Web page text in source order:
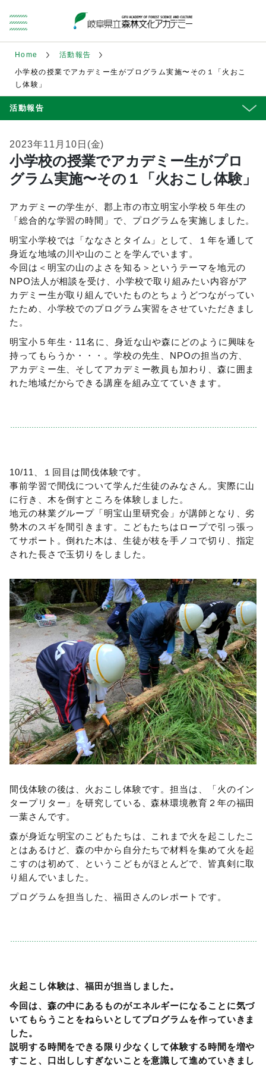
Home 活動報告
小学校の授業でアカデミー生がプログラム実施〜その１「火おこ
し体験」
活動報告
2023年11月10日(金)
小学校の授業でアカデミー生がプロ
グラム実施〜その１「火おこし体験」
アカデミーの学生が、郡上市の市立明宝小学校５年生の
「総合的な学習の時間」で、プログラムを実施しました。
明宝小学校では「ななさとタイム」として、１年を通して
身近な地域の川や山のことを学んでいます。
今回は＜明宝の山のよさを知る＞というテーマを地元の
NPO法人が相談を受け、小学校で取り組みたい内容がア
カデミー生が取り組んでいたものとちょうどつながってい
たため、小学校でのプログラム実習をさせていただきまし
た。
明宝小５年生・11名に、身近な山や森にどのように興味を
持ってもらうか・・・。学校の先生、NPOの担当の方、
アカデミー生、そしてアカデミー教員も加わり、森に囲ま
れた地域だからできる講座を組み立てていきます。
10/11、１回目は間伐体験です。
事前学習で間伐について学んだ生徒のみなさん。実際に山
に行き、木を倒すところを体験しました。
地元の林業グループ「明宝山里研究会」が講師となり、劣
勢木のスギを間引きます。こどもたちはロープで引っ張っ
てサポート。倒れた木は、生徒が枝を手ノコで切り、指定
された長さで玉切りをしました。
間伐体験の後は、火おこし体験です。担当は、「火のイン
タープリター」を研究している、森林環境教育２年の福田
一葉さんです。
森が身近な明宝のこどもたちは、これまで火を起こしたこ
とはあるけど、森の中から自分たちで材料を集めて火を起
こすのは初めて、というこどもがほとんどで、皆真剣に取
り組んでいました。
プログラムを担当した、福田さんのレポートです。
火起こし体験は、福田が担当しました。
今回は、森の中にあるものがエネルギーになることに気づ
いてもらうことをねらいとしてプログラムを作っていきま
した。
説明する時間をできる限り少なくして体験する時間を増や
すこと、口出ししすぎないことを意識して進めていきまし